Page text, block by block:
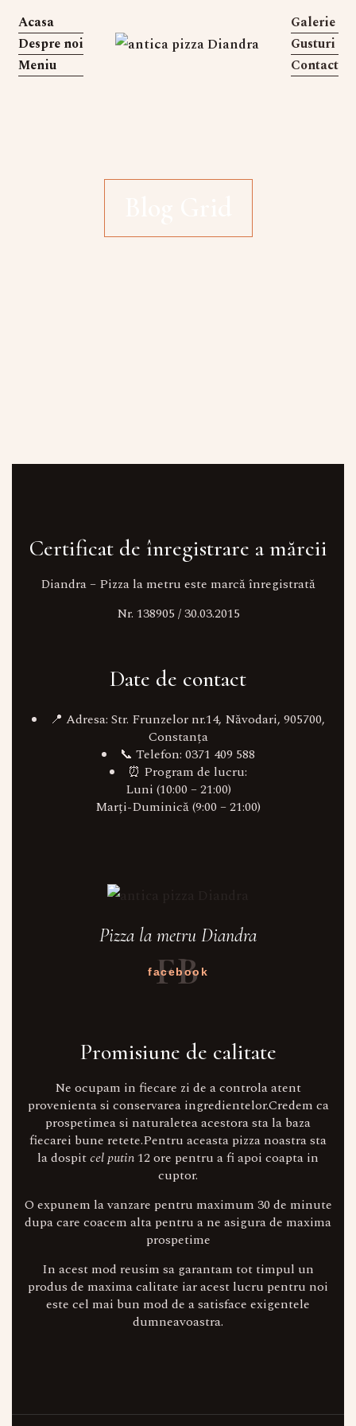
Acasa
Despre noi
Meniu
Galerie
Gusturi
Contact
Certificat de înregistrare a mărcii
Diandra – Pizza la metru este marcă înregistrată
Nr. 138905 / 30.03.2015
Date de contact
📍 Adresa: Str. Frunzelor nr.14, Năvodari, 905700,
Constanța
📞 Telefon: 0371 409 588
⏰ Program de lucru:
Luni (10:00 – 21:00)
Marți-Duminică (9:00 – 21:00)
Pizza la metru Diandra
FB
facebook
Promisiune de calitate
Ne ocupam in fiecare zi de a controla atent
provenienta si conservarea ingredientelor.Credem ca
prospetimea si naturaletea acestora sta la baza
fiecarei bune retete.Pentru aceasta pizza noastra sta
la dospitcel putin12 ore pentru a fi apoi coapta in
cuptor.
O expunem la vanzare pentru maximum 30 de minute
dupa care coacem alta pentru a ne asigura de maxima
prospetime
In acest mod reusim sa garantam tot timpul un
produs de maxima calitate iar acest lucru pentru noi
este cel mai bun mod de a satisface exigentele
dumneavoastra.